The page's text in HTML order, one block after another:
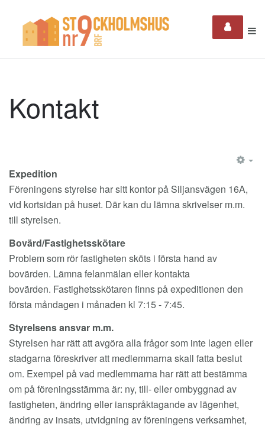
Kontakt
Expedition
Föreningens styrelse har sitt kontor på Siljansvägen 16A,
vid kortsidan på huset. Där kan du lämna skrivelser m.m.
till styrelsen.
Bovärd/Fastighetsskötare
Problem som rör fastigheten sköts i första hand av
bovärden. Lämna felanmälan eller kontakta
bovärden. Fastighetsskötaren finns på expeditionen den
första måndagen i månaden kl 7:15 - 7:45.
Styrelsens ansvar m.m.
Styrelsen har rätt att avgöra alla frågor som inte lagen eller
stadgarna föreskriver att medlemmarna skall fatta beslut
om. Exempel på vad medlemmarna har rätt att bestämma
om på föreningsstämma är: ny, till- eller ombyggnad av
fastigheten, ändring eller ianspråktagande av lägenhet,
ändring av insats, utvidgning av föreningens verksamhet,